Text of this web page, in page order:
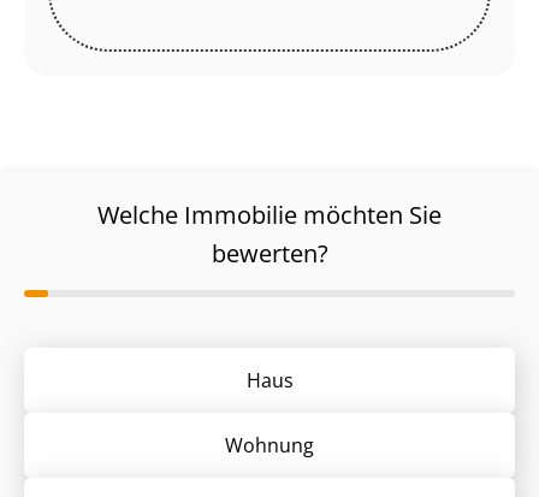
Welche Immobilie möchten Sie
bewerten?
Haus
Wohnung